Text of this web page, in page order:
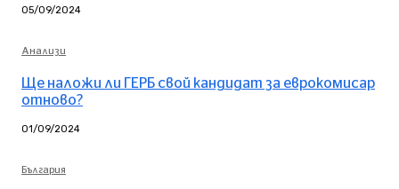
05/09/2024
Анализи
Ще наложи ли ГЕРБ свой кандидат за еврокомисар
отново?
01/09/2024
България